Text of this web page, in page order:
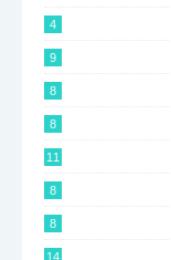
4
9
8
8
11
8
8
14